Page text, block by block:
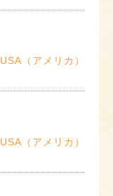
USA（アメリカ）
USA（アメリカ）